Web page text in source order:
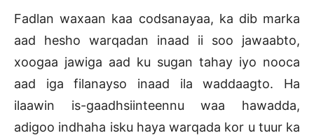
Fadlan waxaan kaa codsanayaa, ka dib marka
aad hesho warqadan inaad ii soo jawaabto,
xoogaa jawiga aad ku sugan tahay iyo nooca
aad iga filanayso inaad ila waddaagto. Ha
ilaawin is-gaadhsiinteennu waa hawadda,
adigoo indhaha isku haya warqada kor u tuur ka